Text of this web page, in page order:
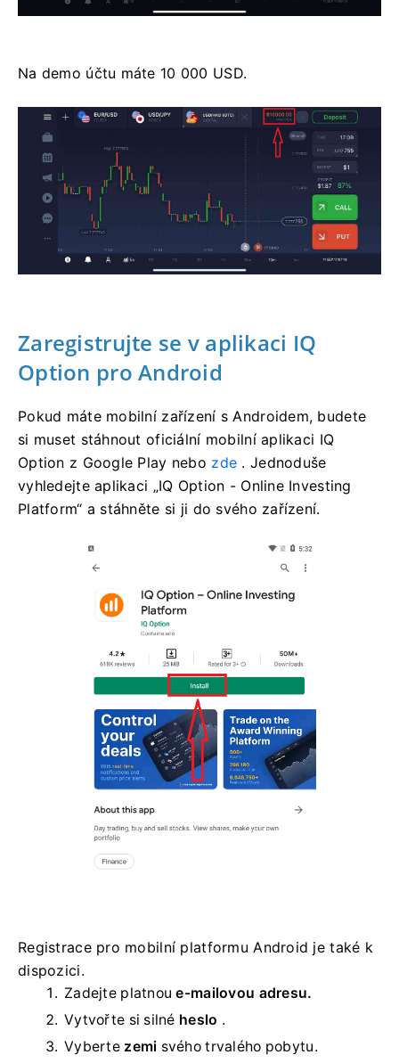
Na demo účtu máte 10 000 USD.
Zaregistrujte se v aplikaci IQ
Option pro Android
Pokud máte mobilní zařízení s Androidem, budete
si muset stáhnout oficiální mobilní aplikaci IQ
Option z Google Play nebo zde . Jednoduše
vyhledejte aplikaci „IQ Option - Online Investing
Platform“ a stáhněte si ji do svého zařízení.
Registrace pro mobilní platformu Android je také k
dispozici.
Zadejte platnoue-mailovou adresu.
Vytvořte si silné heslo .
Vyberte zemi svého trvalého pobytu.